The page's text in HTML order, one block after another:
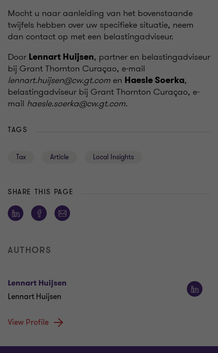
Mocht u naar aanleiding van het bovenstaande
twijfels hebben over uw specifieke situatie, neem
dan contact op met een belastingadviseur.
Door Lennart Huijsen, partner en belastingadviseur
bij Grant Thornton Curaçao, e-mail
lennart.huijsen@cw.gt.com en Haesle Soerka,
belastingadviseur bij Grant Thornton Curaçao, e-
mail haesle.soerka@cw.gt.com.
TAGS
Tax Article Local Insights
SHARE THIS PAGE
AUTHORS
Lennart Huijsen
Lennart Huijsen
View Profile